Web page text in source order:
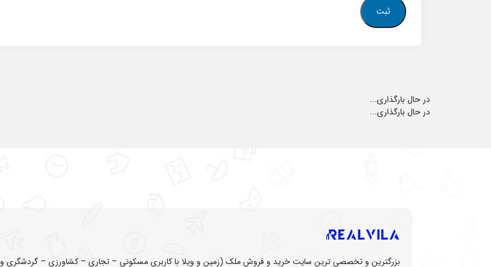
در حال بارگذاری...
در حال بارگذاری...
بزرگترین و تخصصی ترین سایت خرید و فروش ملک (زمین و ویلا با کاربری مسکونی – تجاری – کشاورزی – گردشگری و